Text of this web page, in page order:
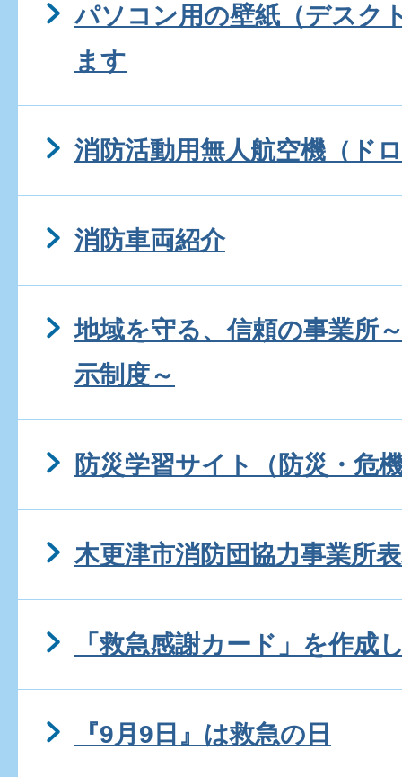
パソコン用の壁紙（デスク
ます
消防活動用無人航空機（ド
消防車両紹介
地域を守る、信頼の事業所
示制度～
防災学習サイト（防災・危
木更津市消防団協力事業所
「救急感謝カード」を作成
『9月9日』は救急の日